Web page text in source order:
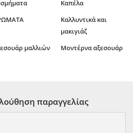
Καπέλα
Καλλυντικά και
μακιγιάζ
μαλλιών Μοντέρνα αξεσουάρ
παραγγελίας